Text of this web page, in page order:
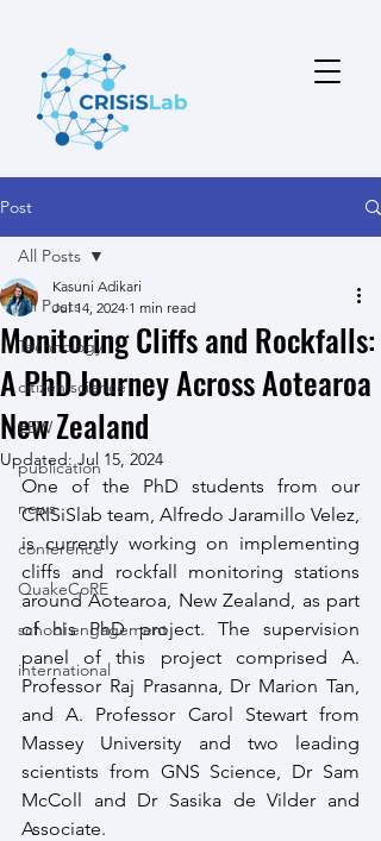
Post
All Posts
Technology
citizen science
EEW
publication
news
conference
QuakeCoRE
school engagement
international
All Posts
Monitoring Cliffs and Rockfalls:
A PhD Journey Across Aotearoa
New Zealand
Kasuni Adikari
Jul 14, 2024 1 min read
Updated:Jul 15, 2024
One of the PhD students from our
CRISiSlab team, Alfredo Jaramillo Velez,
is currently working on implementing
cliffs and rockfall monitoring stations
around Aotearoa, New Zealand, as part
of his PhD project. The supervision
panel of this project comprised A.
Professor Raj Prasanna, Dr Marion Tan,
and A. Professor Carol Stewart from
Massey University and two leading
scientists from GNS Science, Dr Sam
McColl and Dr Sasika de Vilder and
Associate.